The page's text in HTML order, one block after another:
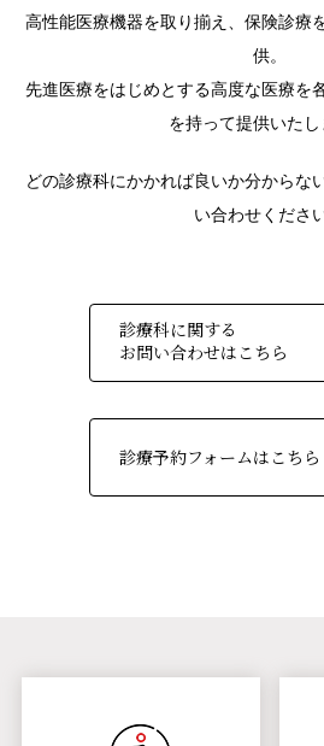
高性能医療機器を取り揃え、保険診療
供。
先進医療をはじめとする高度な医療を
を持って提供いたし
どの診療科にかかれば良いか分からな
い合わせください
診療科に関する
お問い合わせはこちら
診療予約フォームはこちら